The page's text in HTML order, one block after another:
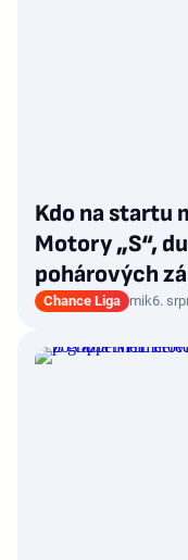
Kdo na startu
Motory „S“,
pohárových
Chance Liga mik6.